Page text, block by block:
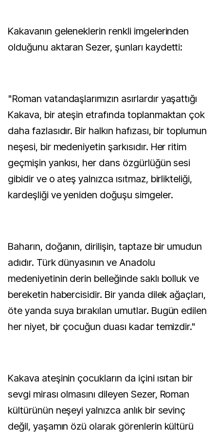
Kakavanın geleneklerin renkli imgelerinden
olduğunu aktaran Sezer, şunları kaydetti:
"Roman vatandaşlarımızın asırlardır yaşattığı
Kakava, bir ateşin etrafında toplanmaktan çok
daha fazlasıdır. Bir halkın hafızası, bir toplumun
neşesi, bir medeniyetin şarkısıdır. Her ritim
geçmişin yankısı, her dans özgürlüğün sesi
gibidir ve o ateş yalnızca ısıtmaz, birlikteliği,
kardeşliği ve yeniden doğuşu simgeler.
Baharın, doğanın, dirilişin, taptaze bir umudun
adıdır. Türk dünyasının ve Anadolu
medeniyetinin derin belleğinde saklı bolluk ve
bereketin habercisidir. Bir yanda dilek ağaçları,
öte yanda suya bırakılan umutlar. Bugün edilen
her niyet, bir çocuğun duası kadar temizdir."
Kakava ateşinin çocukların da içini ısıtan bir
sevgi mirası olmasını dileyen Sezer, Roman
kültürünün neşeyi yalnızca anlık bir sevinç
değil, yaşamın özü olarak görenlerin kültürü